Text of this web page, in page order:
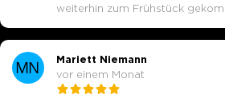
weiterhin zum Frühstück
Mariett Niemann
vor einem Monat